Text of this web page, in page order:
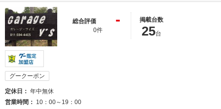
総合評価 -
0件
掲載台数
25台
グークーポン
定休日
年中無休
営業時間
10：00～19：00